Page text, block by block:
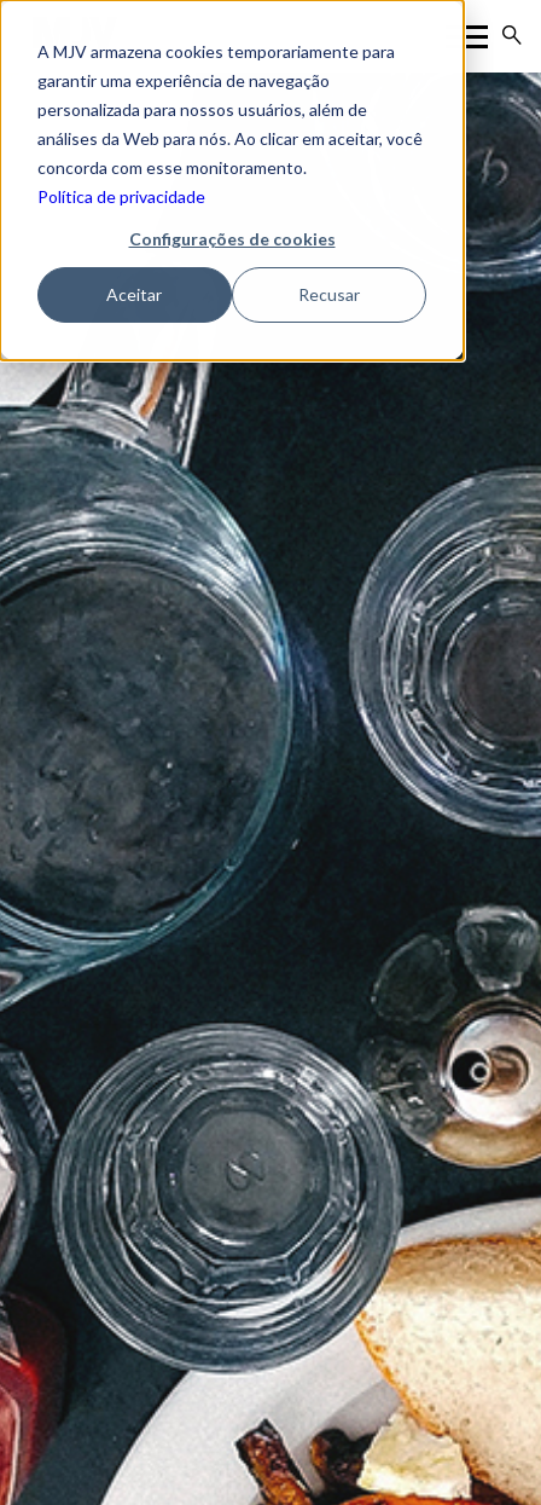
A MJV armazena cookies temporariamente para
garantir uma experiência de navegação
personalizada para nossos usuários, além de
análises da Web para nós. Ao clicar em aceitar, você
concorda com esse monitoramento.
Política de privacidade
Configurações de cookies
Aceitar Recusar